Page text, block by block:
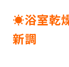
☀浴室乾
新調